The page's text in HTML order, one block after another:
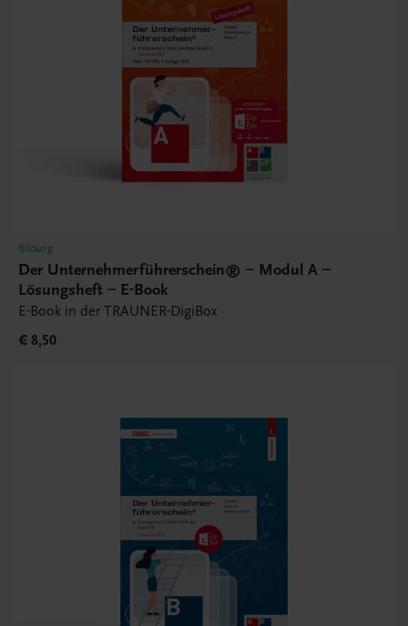
Bildung
Der Unternehmerführerschein® – Modul A –
Lösungsheft – E-Book
E-Book in der TRAUNER-DigiBox
€ 8,50